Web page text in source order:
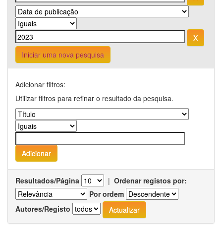
Iniciar uma nova pesquisa
Adicionar filtros:
Utilizar filtros para refinar o resultado da pesquisa.
Resultados/Página | Ordenar registos por:
Por ordem
Autores/Registo